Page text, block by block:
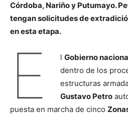
Córdoba, Nariño y Putumayo.
tengan solicitudes de
en esta etapa.
E l Gobierno
dentro de los
estructuras
Gustavo Petro
puesta en marcha de cinco